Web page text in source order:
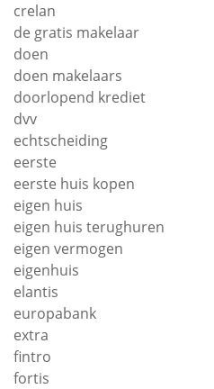
crelan
de gratis makelaar
doen
doen makelaars
doorlopend krediet
dvv
echtscheiding
eerste
eerste huis kopen
eigen huis
eigen huis terughuren
eigen vermogen
eigenhuis
elantis
europabank
extra
fintro
fortis